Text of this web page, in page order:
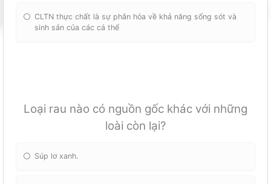
CLTN thực chất là sự phân hóa về khả năng sống sót và
sinh sản của các cá thể
Loại rau nào có nguồn gốc khác với những
loài còn lại?
Súp lơ xanh.